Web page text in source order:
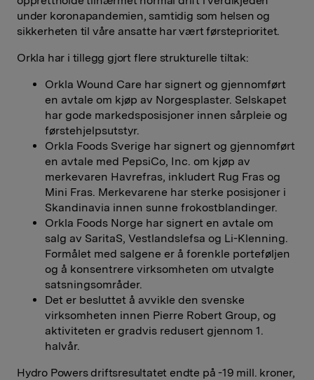
under koronapandemien, samtidig som helsen og
sikkerheten til våre ansatte har vært førsteprioritet.
Orkla har i tillegg gjort flere strukturelle tiltak:
Orkla Wound Care har signert og gjennomført
en avtale om kjøp av Norgesplaster. Selskapet
har gode markedsposisjoner innen sårpleie og
førstehjelpsutstyr.
Orkla Foods Sverige har signert og gjennomført
en avtale med PepsiCo, Inc. om kjøp av
merkevaren Havrefras, inkludert Rug Fras og
Mini Fras. Merkevarene har sterke posisjoner i
Skandinavia innen sunne frokostblandinger.
Orkla Foods Norge har signert en avtale om
salg av SaritaS, Vestlandslefsa og Li-Klenning.
Formålet med salgene er å forenkle porteføljen
og å konsentrere virksomheten om utvalgte
satsningsområder.
Det er besluttet å avvikle den svenske
virksomheten innen Pierre Robert Group, og
aktiviteten er gradvis redusert gjennom 1.
halvår.
Hydro Powers driftsresultatet endte på -19 mill. kroner,